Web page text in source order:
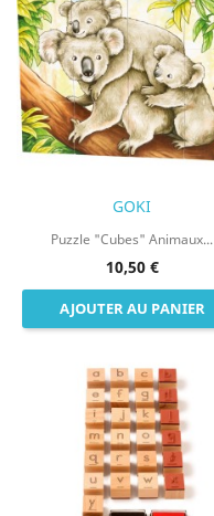
GOKI
Puzzle "cubes" Animaux...
10,50 €
AJOUTER AU PANIER